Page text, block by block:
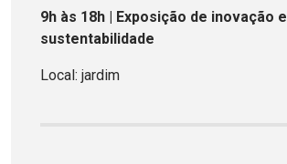
9h às 18h | Exposição de inovação e
sustentabilidade
Local: jardim